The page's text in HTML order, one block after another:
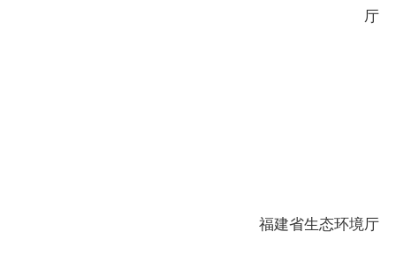
厅
福建省生态环境厅